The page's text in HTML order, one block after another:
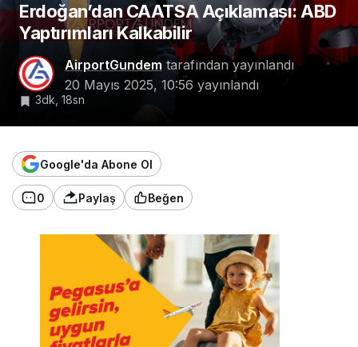
Erdoğan’dan CAATSA Açıklaması: ABD
Yaptırımları Kalkabilir
AirportGundem tarafından yayınlandı
20 Mayıs 2025, 10:56 yayınlandı
3dk, 18sn
Google'da Abone Ol
0 Paylaş Beğen